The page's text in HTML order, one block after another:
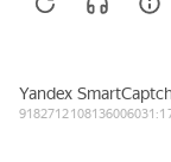
Мы используем